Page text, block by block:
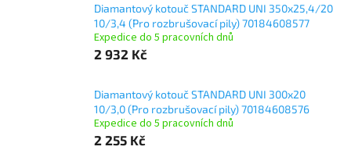
Diamantový kotouč STANDARD UNI 350x25,4/20
10/3,4 (Pro rozbrušovací pily) 70184608577
Expedice do 5 pracovních dnů
2 932 Kč
Diamantový kotouč STANDARD UNI 300x20
10/3,0 (Pro rozbrušovací pily) 70184608576
Expedice do 5 pracovních dnů
2 255 Kč